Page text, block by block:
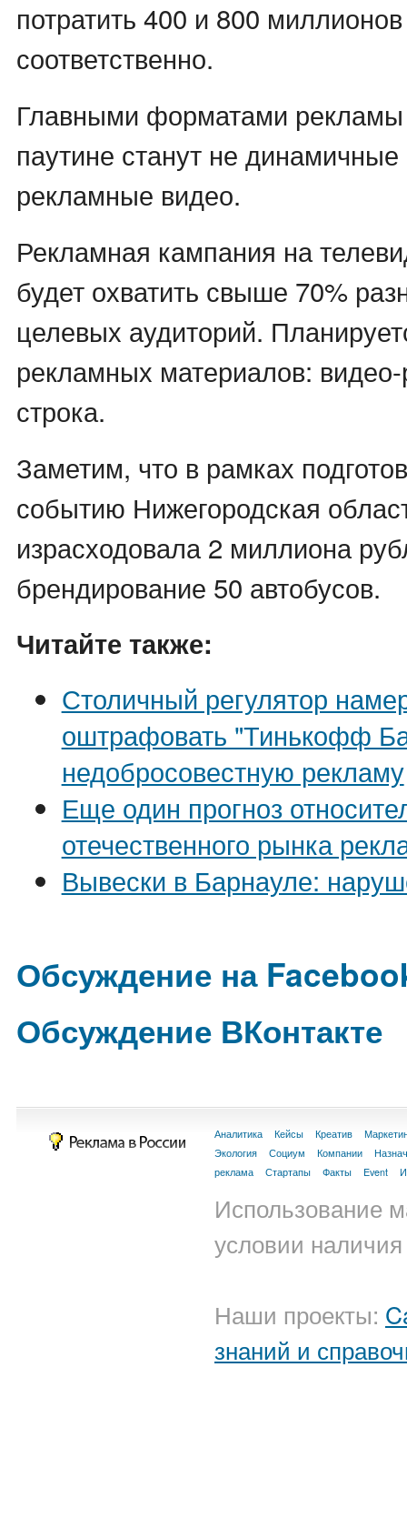
потратить 400 и 800
соответственно.
Главными форматами рекламы
паутине станут не
рекламные видео.
Рекламная кампания на
будет охватить свыше 70%
целевых аудиторий.
рекламных материалов:
строка.
Заметим, что в рамках
событию Нижегородская
израсходовала 2 миллиона
брендирование 50 автобусов.
Читайте также:
Столичный регулятор
оштрафовать "Тинькофф
недобросовестную рекламу
Еще один прогноз
отечественного рынка
Вывески в Барнауле:
Обсуждение на
Обсуждение ВКонтакте
Аналитика Кейсы Креатив
Экология
Социум Компании
реклама
Стартапы Факты Event
Использование
условии
Наши проекты:
знаний и